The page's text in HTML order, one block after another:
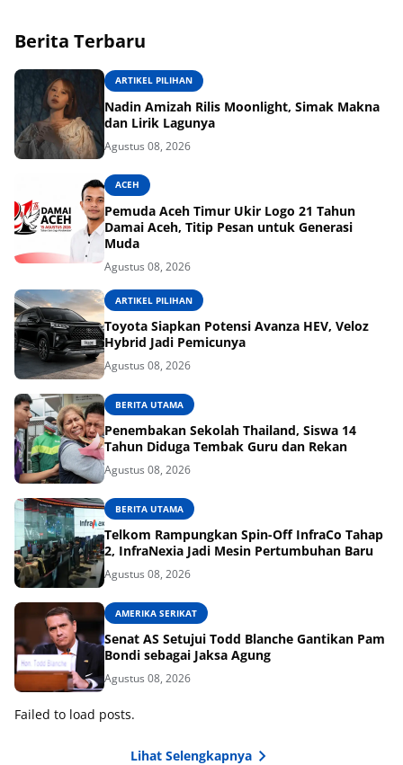
Berita Terbaru
ARTIKEL PILIHAN
Nadin Amizah Rilis Moonlight, Simak Makna
dan Lirik Lagunya
Agustus 08, 2026
ACEH
Pemuda Aceh Timur Ukir Logo 21 Tahun
Damai Aceh, Titip Pesan untuk Generasi
Muda
Agustus 08, 2026
ARTIKEL PILIHAN
Toyota Siapkan Potensi Avanza HEV, Veloz
Hybrid Jadi Pemicunya
Agustus 08, 2026
BERITA UTAMA
Penembakan Sekolah Thailand, Siswa 14
Tahun Diduga Tembak Guru dan Rekan
Agustus 08, 2026
BERITA UTAMA
Telkom Rampungkan Spin-Off InfraCo Tahap
2, InfraNexia Jadi Mesin Pertumbuhan Baru
Agustus 08, 2026
AMERIKA SERIKAT
Senat AS Setujui Todd Blanche Gantikan Pam
Bondi sebagai Jaksa Agung
Agustus 08, 2026
Failed to load posts.
Lihat Selengkapnya